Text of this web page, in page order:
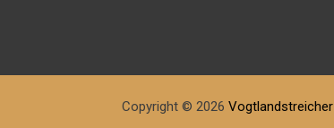
Copyright © 2026 Vogtlandstreicher